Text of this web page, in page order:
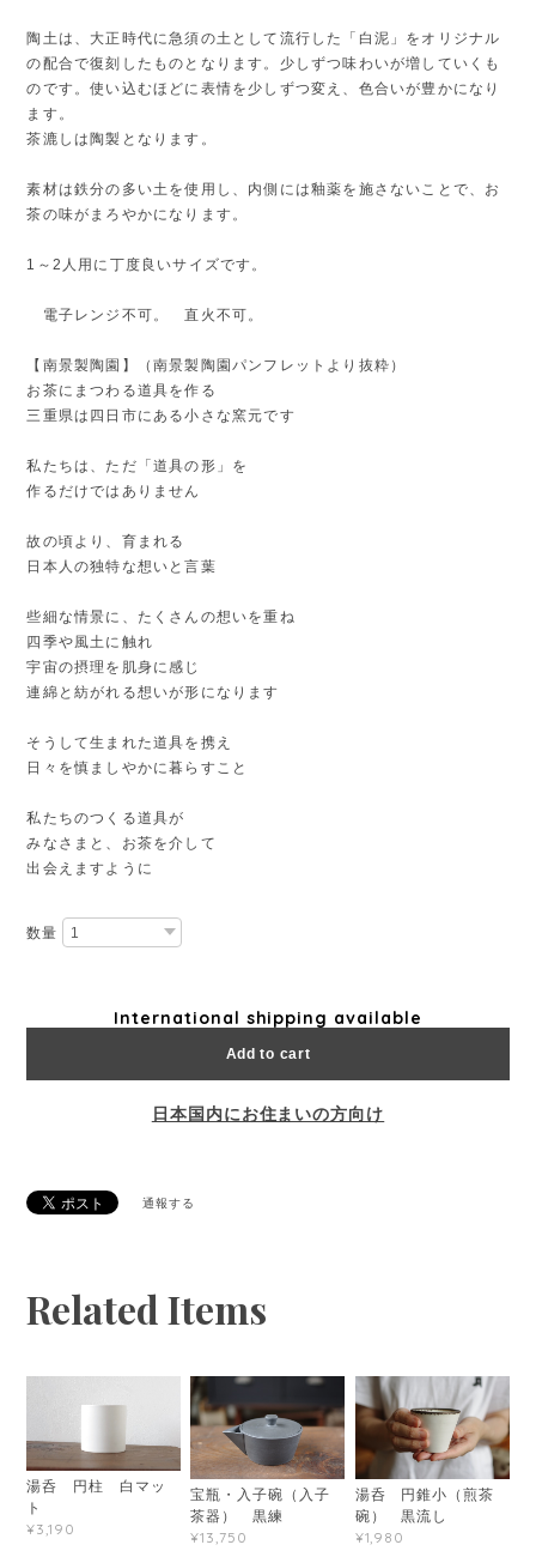
陶土は、大正時代に急須の土として流行した「白泥」をオリジナル
の配合で復刻したものとなります。少しずつ味わいが増していくも
のです。使い込むほどに表情を少しずつ変え、色合いが豊かになり
ます。
茶漉しは陶製となります。
素材は鉄分の多い土を使用し、内側には釉薬を施さないことで、お
茶の味がまろやかになります。
1～2人用に丁度良いサイズです。
電子レンジ不可。 直火不可。
【南景製陶園】（南景製陶園パンフレットより抜粋）
お茶にまつわる道具を作る
三重県は四日市にある小さな窯元です
私たちは、ただ「道具の形」を
作るだけではありません
故の頃より、育まれる
日本人の独特な想いと言葉
些細な情景に、たくさんの想いを重ね
四季や風土に触れ
宇宙の摂理を肌身に感じ
連綿と紡がれる想いが形になります
そうして生まれた道具を携え
日々を慎ましやかに暮らすこと
私たちのつくる道具が
みなさまと、お茶を介して
出会えますように
数量
International shipping available
Add to cart
日本国内にお住まいの方向け
通報する
Related Items
湯呑 円柱 白マッ
ト
¥3,190
宝瓶・入子碗（入子
茶器） 黒練
¥13,750
湯呑 円錐小（煎茶
碗） 黒流し
¥1,980